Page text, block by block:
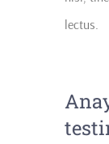
lectus.